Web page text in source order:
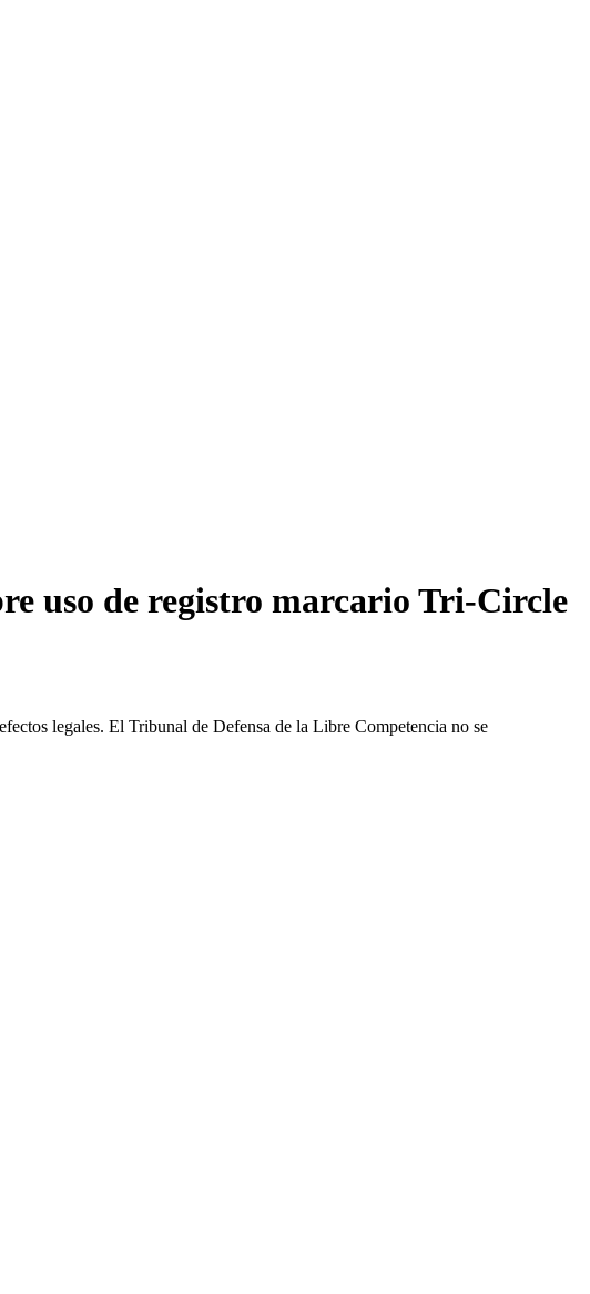
uso de registro marcario Tri-Circle
legales. El Tribunal de Defensa de la Libre Competencia no se